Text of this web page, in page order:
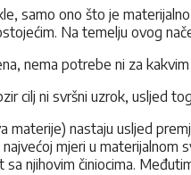
samo ono što je
Na temelju ovog
nema potrebe ni za
cilj ni svršni uzrok, usljed
materije) nastaju usljed
mjeri u
njihovim činiocima.